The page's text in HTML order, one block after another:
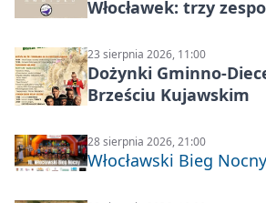
Włocławek: trzy
23 sierpnia 2026, 11:00
Dożynki Gminno-
Brześciu Kujawskim
28 sierpnia 2026, 21:00
Włocławski Bieg